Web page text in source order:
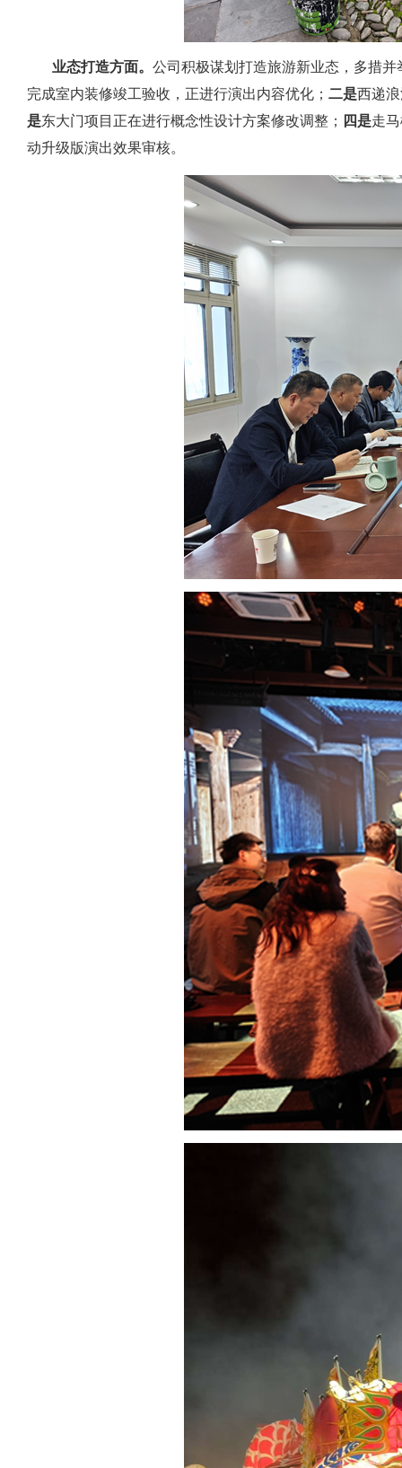
业态打造方面。 公司积极谋划打造旅游新业态，多措
完成室内装修竣工验收，正进行演出内容优化； 二是西递
是东大门项目正在进行概念性设计方案修改调整； 四是走
动升级版演出效果审核。